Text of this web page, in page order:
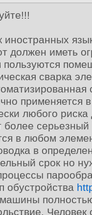
иностранных
должен иметь
пользуются
сварка
применяется
любого
более
в любом
в
срок но
обустройства
машины